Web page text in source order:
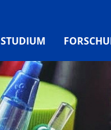
STUDIUM